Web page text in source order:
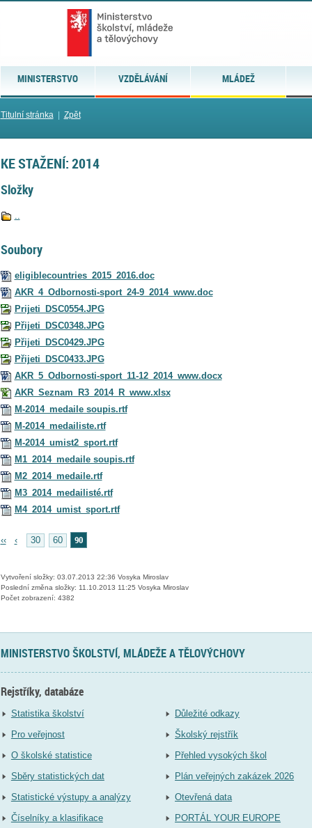
MINISTERSTVO VZDĚLÁVÁNÍ MLÁDEŽ
Titulní stránka| Zpět
KE STAŽENÍ: 2014
Složky
..
Soubory
eligiblecountries_2015_2016.doc
AKR_4_Odbornosti-sport_24-9_2014_www.doc
Prijeti_DSC0554.JPG
Přijeti_DSC0348.JPG
Přijeti_DSC0429.JPG
Přijeti_DSC0433.JPG
AKR_5_Odbornosti-sport_11-12_2014_www.docx
AKR_Seznam_R3_2014_R_www.xlsx
M-2014_medaile soupis.rtf
M-2014_medailiste.rtf
M-2014_umist2_sport.rtf
M1_2014_medaile soupis.rtf
M2_2014_medaile.rtf
M3_2014_medailisté.rtf
M4_2014_umist_sport.rtf
‹‹ ‹ 30 60 90
Vytvoření složky: 03.07.2013 22:36 Vosyka Miroslav
Poslední změna složky: 11.10.2013 11:25 Vosyka Miroslav
Počet zobrazení: 4382
MINISTERSTVO ŠKOLSTVÍ, MLÁDEŽE A TĚLOVÝCHOVY
Rejstříky, databáze
Statistika školství
Pro veřejnost
O školské statistice
Sběry statistických dat
Statistické výstupy a analýzy
Číselníky a klasifikace
Důležité odkazy
Školský rejstřík
Přehled vysokých škol
Plán veřejných zakázek 2026
Otevřená data
PORTÁL YOUR EUROPE